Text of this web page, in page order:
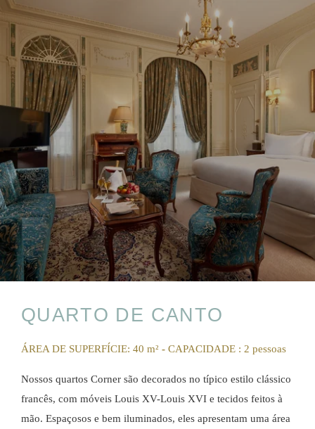
QUARTO DE CANTO
ÁREA DE SUPERFÍCIE: 40 m² - CAPACIDADE : 2 pessoas
Nossos quartos Corner são decorados no típico estilo clássico
francês, com móveis Louis XV-Louis XVI e tecidos feitos à
mão. Espaçosos e bem iluminados, eles apresentam uma área